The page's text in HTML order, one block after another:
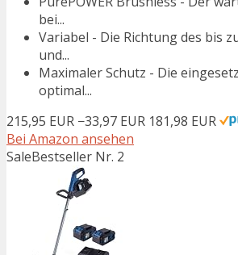
bei...
Variabel - Die Richtung des bis
und...
Maximaler Schutz - Die
optimal...
215,95 EUR −33,97 EUR 181,98 EUR
Bei Amazon ansehen
SaleBestseller Nr. 2